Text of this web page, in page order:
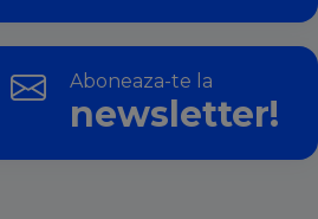
Aboneaza-te la
newsletter!